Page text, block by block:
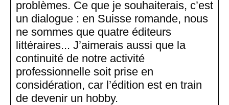
problèmes. Ce que je souhaiterais, c’est
un dialogue : en Suisse romande, nous
ne sommes que quatre éditeurs
littéraires... J’aimerais aussi que la
continuité de notre activité
professionnelle soit prise en
considération, car l’édition est en train
de devenir un hobby.